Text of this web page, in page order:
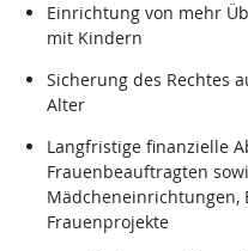
Einrichtung von mehr
mit Kindern
Sicherung des Rechtes
Alter
Langfristige finanzielle
Frauenbeauftragten
Mädcheneinrichtungen,
Frauenprojekte